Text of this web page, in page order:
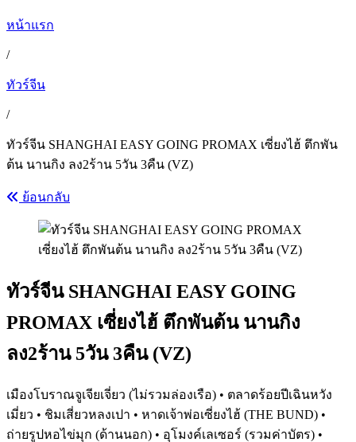
หน้าแรก
/
ทัวร์จีน
/
ทัวร์จีน SHANGHAI EASY GOING PROMAX เซี่ยงไฮ้ ตึกพัน
ต้น นานกิง ลง2ร้าน 5วัน 3คืน (VZ)
ย้อนกลับ
ทัวร์จีน SHANGHAI EASY GOING
PROMAX เซี่ยงไฮ้ ตึกพันต้น นานกิง
ลง2ร้าน 5วัน 3คืน (VZ)
เมืองโบราณจูเจียเจี่ยว (ไม่รวมล่องเรือ) • ตลาดร้อยปีเฉินหวัง
เมี่ยว • ชิมเสี่ยวหลงเปา • หาดเจ้าพ่อเซี่ยงไฮ้ (THE BUND) •
ถ่ายรูปหอไข่มุก (ด้านนอก) • อุโมงค์เลเซอร์ (รวมค่าบัตร) •